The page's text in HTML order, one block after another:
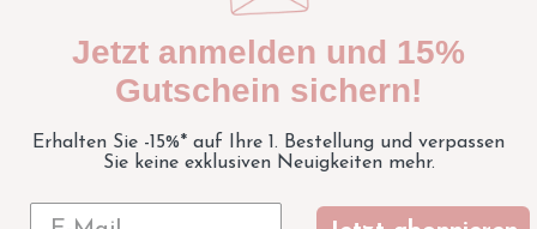
Jetzt anmelden und 15%
Gutschein sichern!
Erhalten Sie -15%* auf Ihre 1. Bestellung und verpassen
Sie keine exklusiven Neuigkeiten mehr.